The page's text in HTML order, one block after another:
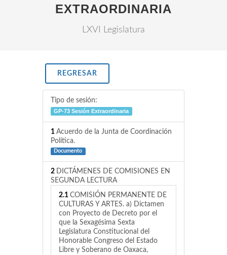
EXTRAORDINARIA
LXVI Legislatura
REGRESAR
Tipo de sesión:
GP-73 Sesión Extraordinaria
1 Acuerdo de la Junta de Coordinación
Política.
Documento
2 DICTÁMENES DE COMISIONES EN
SEGUNDA LECTURA
2.1 COMISIÓN PERMANENTE DE
CULTURAS Y ARTES. a) Dictamen
con Proyecto de Decreto por el
que la Sexagésima Sexta
Legislatura Constitucional del
Honorable Congreso del Estado
Libre y Soberano de Oaxaca,